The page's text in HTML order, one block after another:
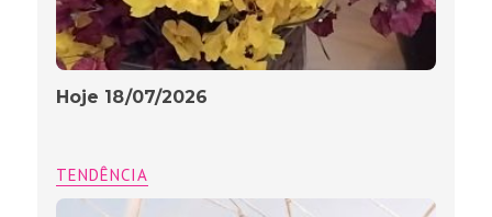
Hoje 18/07/2026
TENDÊNCIA